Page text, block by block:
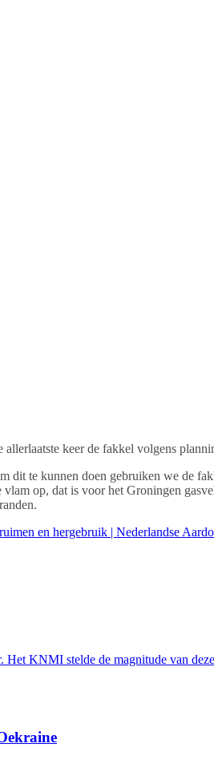
keer de fakkel volgens
dit te kunnen doen gebruiken we de
op, dat is voor het Groningen
en hergebruik | Nederlandse
KNMI stelde de magnitude van